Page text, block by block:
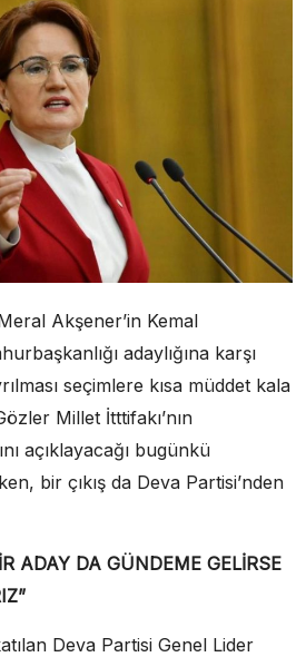
Akşener’in Kemal
adaylığına karşı
seçimlere kısa müddet kala
Millet İtttifakı’nın
açıklayacağı bugünkü
bir çıkış da Deva Partisi’nden
ADAY DA GÜNDEME GELİRSE
Deva Partisi Genel Lider